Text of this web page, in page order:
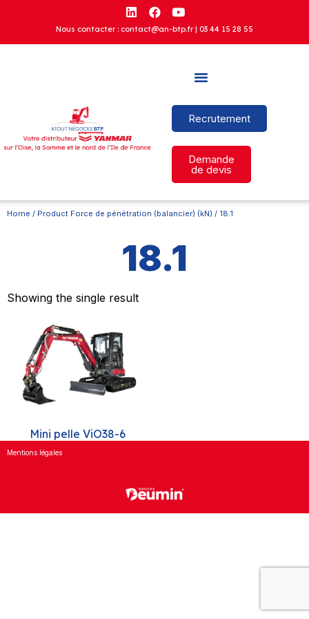
Nous contacter : contact@an-btp.fr | 03 44 15 28 55
Recrutement
Demande
de devis
Home / Product Force de pénétration (balancier) (kN) / 18.1
18.1
Showing the single result
Mini pelle ViO38-6
Mentions légales